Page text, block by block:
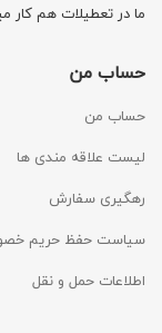
ما در تعطیلات هم کار
حساب من
حساب من
لیست علاقه مندی ها
رهگیری سفارش
سیاست حفظ حریم
اطلاعات حمل و نقل